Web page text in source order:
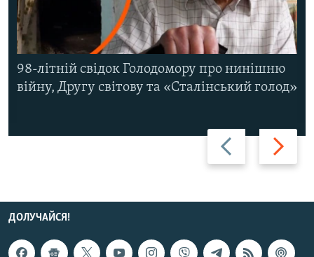
Назад Вперед
98-літній свідок Голодомору про нинішню
війну, Другу світову та «Сталінський голод»
ДОЛУЧАЙСЯ!